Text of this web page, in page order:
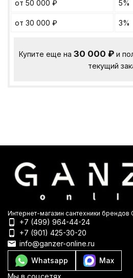
от 50 000 ₽ 5%
от 30 000 ₽ 3%
Купите еще на30 000₽ и
текущий
Интернет-магазин сантехники брендов
+7 (499) 964-44-24
+7 (901) 425-30-20
info@ganzer-online.ru
Whatsapp
Max
Мы в соцсетях